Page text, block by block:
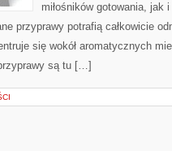
miłośników gotowania, jak
przyprawy potrafią całkowicie
się wokół aromatycznych
są tu […]